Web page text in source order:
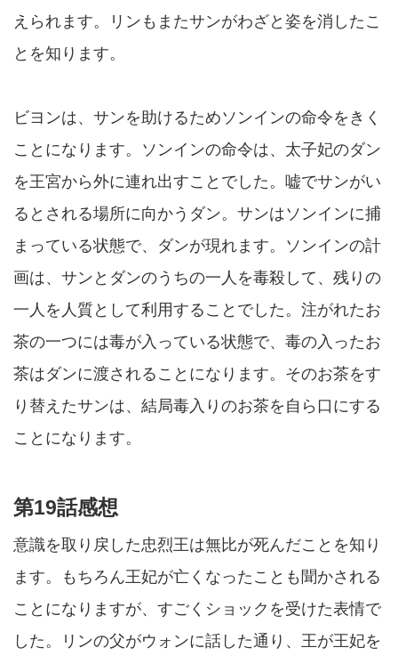
えられます。リンもまたサンがわざと姿を消したこ
とを知ります。
ビヨンは、サンを助けるためソンインの命令をきく
ことになります。ソンインの命令は、太子妃のダン
を王宮から外に連れ出すことでした。嘘でサンがい
るとされる場所に向かうダン。サンはソンインに捕
まっている状態で、ダンが現れます。ソンインの計
画は、サンとダンのうちの一人を毒殺して、残りの
一人を人質として利用することでした。注がれたお
茶の一つには毒が入っている状態で、毒の入ったお
茶はダンに渡されることになります。そのお茶をす
り替えたサンは、結局毒入りのお茶を自ら口にする
ことになります。
第19話感想
意識を取り戻した忠烈王は無比が死んだことを知り
ます。もちろん王妃が亡くなったことも聞かされる
ことになりますが、すごくショックを受けた表情で
した。リンの父がウォンに話した通り、王が王妃を